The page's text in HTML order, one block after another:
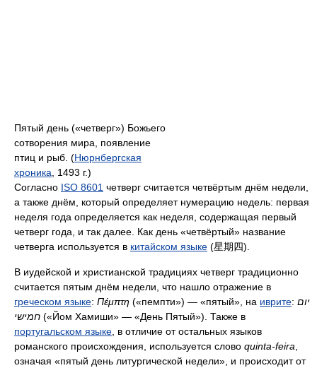
Пятый день («четверг») Божьего
сотворения мира, появление
птиц и рыб. (Нюрнбергская
хроника, 1493 г.)
Согласно ISO 8601 четверг считается четвёртым днём недели,
а также днём, который определяет нумерацию недель: первая
неделя года определяется как неделя, содержащая первый
четверг года, и так далее. Как день «четвёртый» название
четверга используется в китайском языке (星期四).
В иудейской и христианской традициях четверг традиционно
считается пятым днём недели, что нашло отражение в
греческом языке: Πέμπτη («пемпти») — «пятый», на иврите: יום
חמישי («Йом Хамиши» — «День Пятый»). Также в
португальском языке, в отличие от остальных языков
романского происхождения, используется слово quinta-feira,
означая «пятый день литургической недели», и происходит от